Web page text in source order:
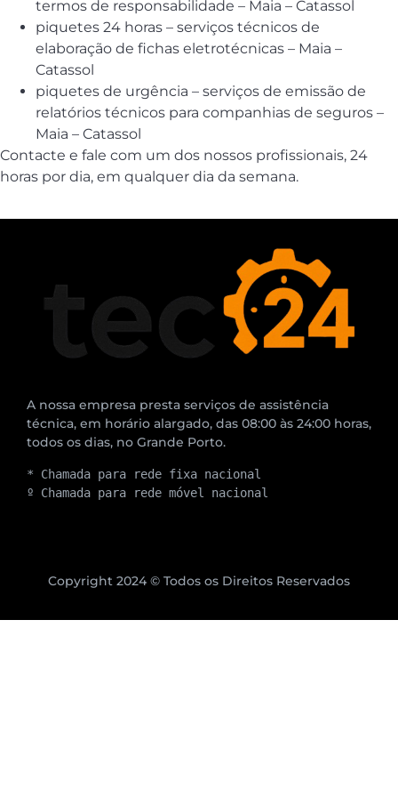
termos de responsabilidade – Maia – Catassol
piquetes 24 horas – serviços técnicos de
elaboração de fichas eletrotécnicas – Maia –
Catassol
piquetes de urgência – serviços de emissão de
relatórios técnicos para companhias de seguros –
Maia – Catassol
Contacte e fale com um dos nossos profissionais, 24
horas por dia, em qualquer dia da semana.
A nossa empresa presta serviços de assistência
técnica, em horário alargado, das 08:00 às 24:00 horas,
todos os dias, no Grande Porto.
* Chamada para rede fixa nacional
º Chamada para rede móvel nacional
Copyright 2024 © Todos os Direitos Reservados